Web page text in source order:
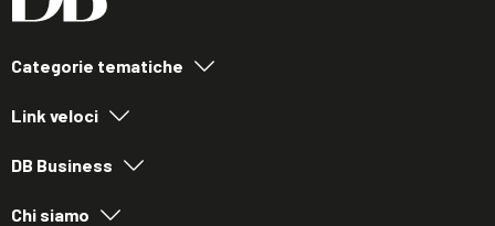
Categorie tematiche
Link veloci
DB Business
Chi siamo